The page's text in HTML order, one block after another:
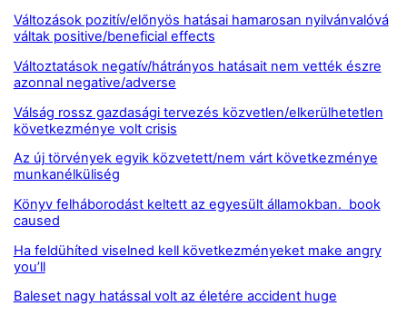
Változások pozitív/előnyös hatásai hamarosan nyilvánvalóvá
váltak positive/beneficial effects
Változtatások negatív/hátrányos hatásait nem vették észre
azonnal negative/adverse
Válság rossz gazdasági tervezés közvetlen/elkerülhetetlen
következménye volt crisis
Az új törvények egyik közvetett/nem várt következménye
munkanélküliség
Könyv felháborodást keltett az egyesült államokban. book
caused
Ha feldühíted viselned kell következményeket make angry
you’ll
Baleset nagy hatással volt az életére accident huge